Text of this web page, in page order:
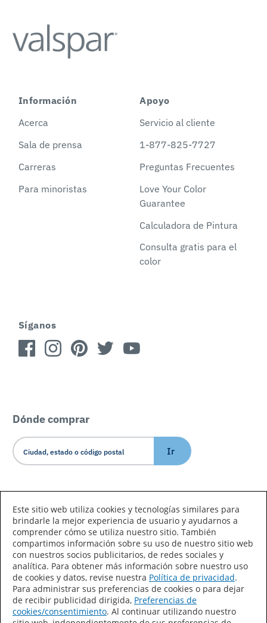
Información
Acerca
Sala de prensa
Carreras
Para minoristas
Apoyo
Servicio al cliente
1-877-825-7727
Preguntas Frecuentes
Love Your Color
Guarantee
Calculadora de Pintura
Consulta gratis para el
color
Síganos
Dónde comprar
Ir
Declaración de accesibilidad
Mapa del sitio
Términos de uso
Privacidad
Este sitio web utiliza cookies y tecnologías similares para
brindarle la mejor experiencia de usuario y ayudarnos a
comprender cómo se utiliza nuestro sitio. También
compartimos información sobre su uso de nuestro sitio web
con nuestros socios publicitarios, de redes sociales y
analítica. Para obtener más información sobre nuestro uso
de cookies y datos, revise nuestra Política de privacidad.
Para administrar sus preferencias de cookies o para dejar
de recibir publicidad dirigida, Preferencias de
cookies/consentimiento. Al continuar utilizando nuestro